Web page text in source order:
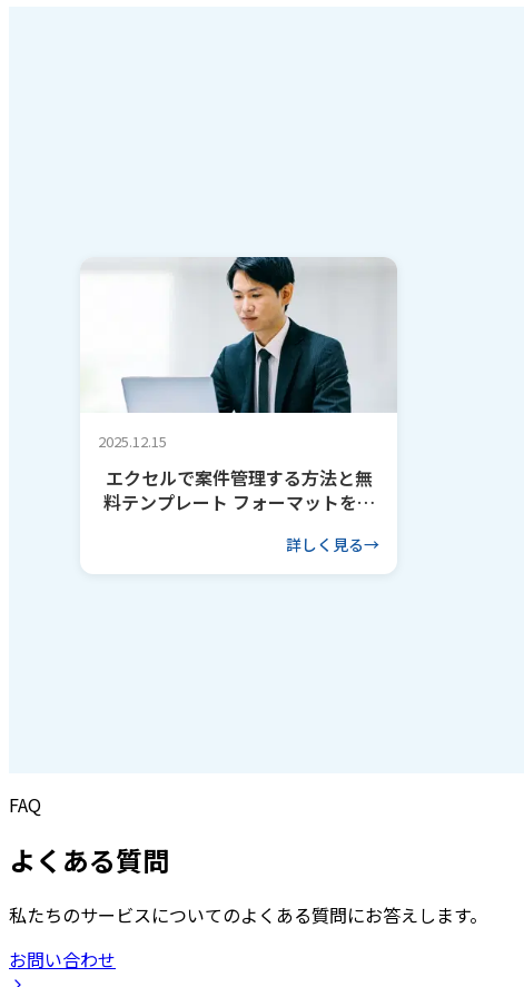
2025.12.15
エクセルで案件管理する方法と無
料テンプレート フォーマットを作
詳しく見る
FAQ
よくある質問
私たちのサービスについてのよくある質問にお答えします。
お問い合わせ